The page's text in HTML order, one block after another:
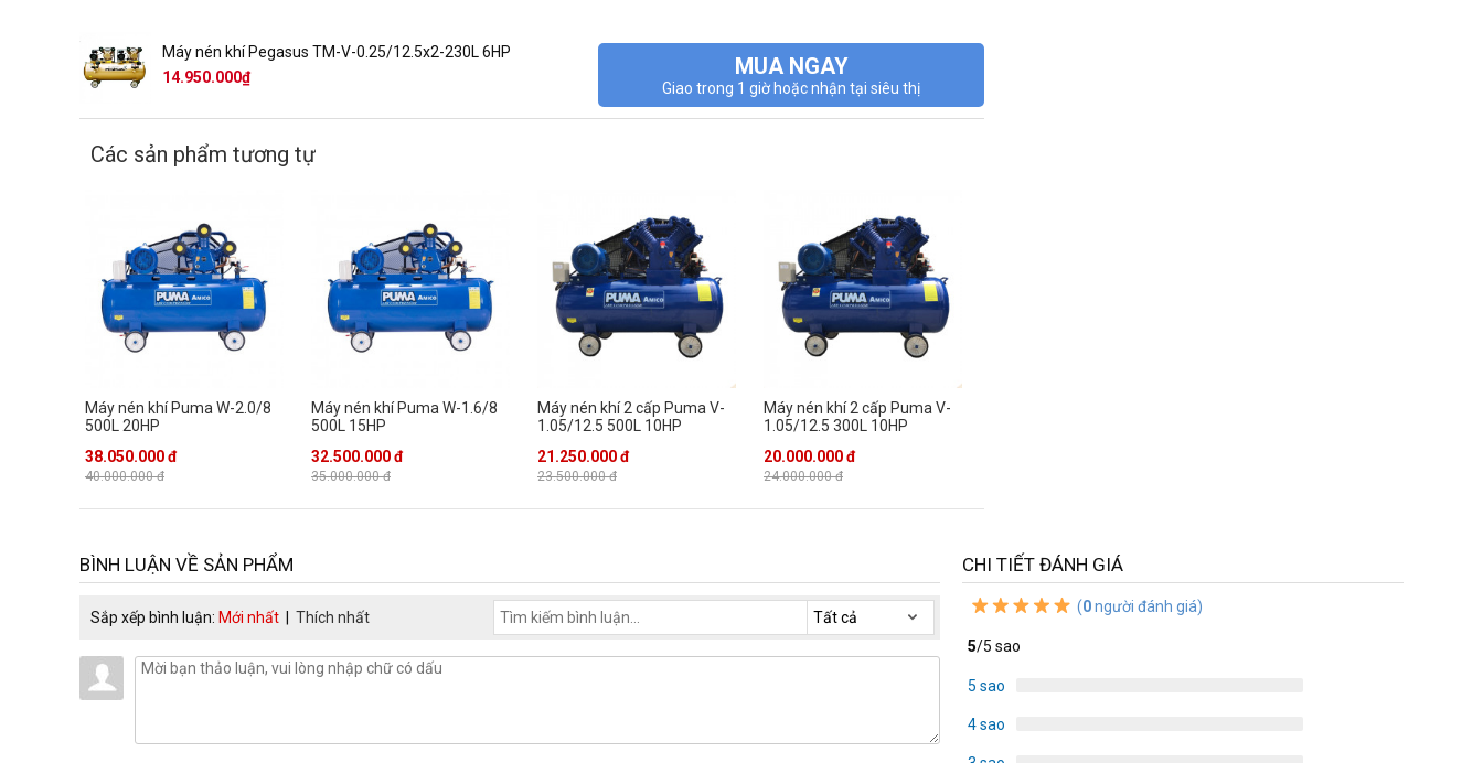
Máy nén khí Pegasus TM-V-0.25/12.5x2 230L
Bởi thế, đây được coi là sản phẩm dẫn đầu trong các khu sản xuất công nghiệp nặng, khai khoáng hay các tiệm bảo dưỡng xe oto
chuyên dụng
Máy nén khí piston 2 motor TM-V-0.25/12.5x2 230Lhoạt động với tổng công suất 6HP được chia ra mỗi đàu 3HP là giải pháp
thông minh, giúp mọi hoạt động nén khí và lên khí diễn ra thuận lợi hơn, tiết kiệm thời gian, mang lại hiệu quả công việc một cách
nhanh nhất
Bộ phận quạt tản gió kích thước lớn, giúp máy hoạt động bền bỉ
Máy nén khí Pegasus TM-V-0.25/12.5x2-230L 6HP
14.950.000₫
MUA NGAY
Giao trong 1 giờ hoặc nhận tại siêu thị
Các sản phẩm tương tự
Máy nén khí Puma W-2.0/8
500L 20HP
38.050.000 đ
40.000.000 đ
Máy nén khí Puma W-1.6/8
500L 15HP
32.500.000 đ
35.000.000 đ
Máy nén khí 2 cấp Puma V-
1.05/12.5 500L 10HP
21.250.000 đ
23.500.000 đ
Máy nén khí 2 cấp Puma V-
1.05/12.5 300L 10HP
20.000.000 đ
24.000.000 đ
BÌNH LUẬN VỀ SẢN PHẨM
Sắp xếp bình luận: Mới nhất | Thích nhất
CHI TIẾT ĐÁNH GIÁ
(0người đánh giá)
5/5 sao
5 sao
4 sao